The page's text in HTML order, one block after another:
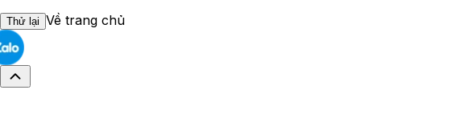
Thử lại Về trang chủ